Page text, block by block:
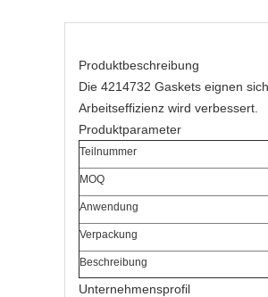
Produktbeschreibung
Die 4214732 Gaskets eignen
Arbeitseffizienz wird verbessert.
Produktparameter
Teilnummer
MOQ
Anwendung
Verpackung
Beschreibung
Unternehmensprofil